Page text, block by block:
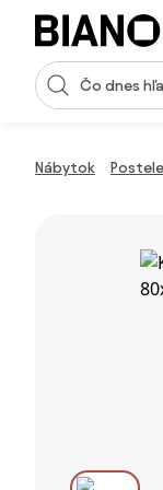
Preskočiť navigáciu,
Vstup pre
Nábytok Postele